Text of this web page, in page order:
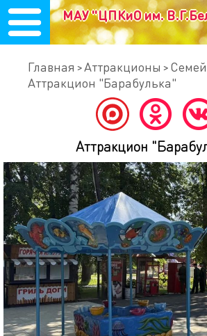
МАУ "ЦПКиО им.
Главная Аттракционы
Аттракцион "Барабулька"
Аттракцион